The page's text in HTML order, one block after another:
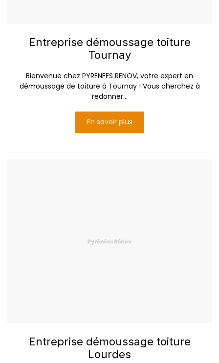
Entreprise démoussage toiture
Tournay
Bienvenue chez PYRENEES RENOV, votre expert en
démoussage de toiture à Tournay ! Vous cherchez à
redonner...
En savoir plus
Entreprise démoussage toiture
Lourdes